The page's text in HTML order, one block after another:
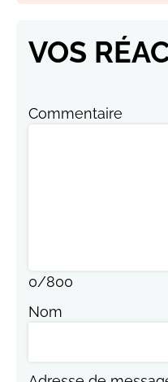
VOS
Commentaire
0/800
Nom